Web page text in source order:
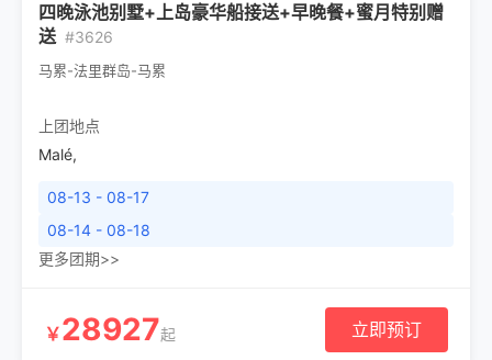
四晚泳池别墅+上岛豪华船接送+早晚餐+蜜月特别赠
送 #3626
马累-法里群岛-马累
上团地点
Malé,
08-13 - 08-17
08-14 - 08-18
更多团期>>
￥28927起 立即预订